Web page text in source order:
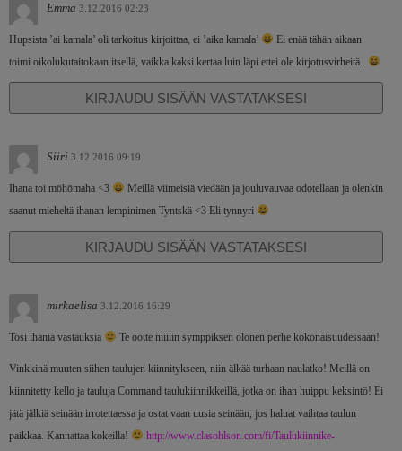
Emma 3.12.2016 02:23
Hupsista ’ai kamala’ oli tarkoitus kirjoittaa, ei ’aika kamala’
Ei enää tähän aikaan
toimi oikolukutaitokaan itsellä, vaikka kaksi kertaa luin läpi ettei ole kirjotusvirheitä..
KIRJAUDU SISÄÄN VASTATAKSESI
Siiri 3.12.2016 09:19
Ihana toi möhömaha <3
Meillä viimeisiä viedään ja jouluvauvaa odotellaan ja olenkin
saanut mieheltä ihanan lempinimen Tyntskä <3 Eli tynnyri
KIRJAUDU SISÄÄN VASTATAKSESI
mirkaelisa 3.12.2016 16:29
Tosi ihania vastauksia Te ootte niiiiin symppiksen olonen perhe kokonaisuudessaan!
Vinkkinä muuten siihen taulujen kiinnitykseen, niin älkää turhaan naulatko! Meillä on
kiinnitetty kello ja tauluja Command taulukiinnikkeillä, jotka on ihan huippu keksintö! Ei
jätä jälkiä seinään irrotettaessa ja ostat vaan uusia seinään, jos haluat vaihtaa taulun
paikkaa. Kannattaa kokeilla!
http://www.clasohlson.com/fi/Taulukiinnike-